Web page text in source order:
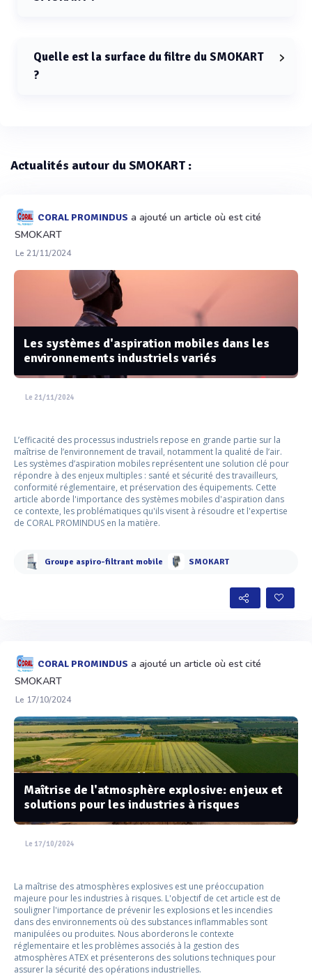
Quelle est la surface du filtre du SMOKART
?
Actualités autour du SMOKART :
CORAL PROMINDUS a ajouté un article où est cité
SMOKART
Le 21/11/2024
Les systèmes d'aspiration mobiles dans les
environnements industriels variés
Le 21/11/2024
L’efficacité des processus industriels repose en grande partie sur la
maîtrise de l’environnement de travail, notamment la qualité de l’air.
Les systèmes d’aspiration mobiles représentent une solution clé pour
répondre à des enjeux multiples : santé et sécurité des travailleurs,
conformité réglementaire, et préservation des équipements. Cette
article aborde l'importance des systèmes mobiles d'aspiration dans
ce contexte, les problématiques qu'ils visent à résoudre et l'expertise
de CORAL PROMINDUS en la matière.
Groupe aspiro-filtrant mobile SMOKART
CORAL PROMINDUS a ajouté un article où est cité
SMOKART
Le 17/10/2024
Maîtrise de l'atmosphère explosive: enjeux et
solutions pour les industries à risques
Le 17/10/2024
La maîtrise des atmosphères explosives est une préoccupation
majeure pour les industries à risques. L'objectif de cet article est de
souligner l'importance de prévenir les explosions et les incendies
dans des environnements où des substances inflammables sont
manipulées ou produites. Nous aborderons le contexte
réglementaire et les problèmes associés à la gestion des
atmosphères ATEX et présenterons des solutions techniques pour
assurer la sécurité des opérations industrielles.